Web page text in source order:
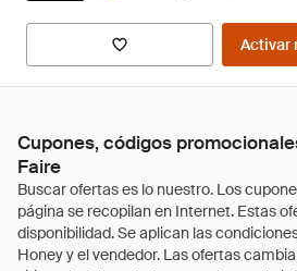
Activar
Cupones, códigos
Faire